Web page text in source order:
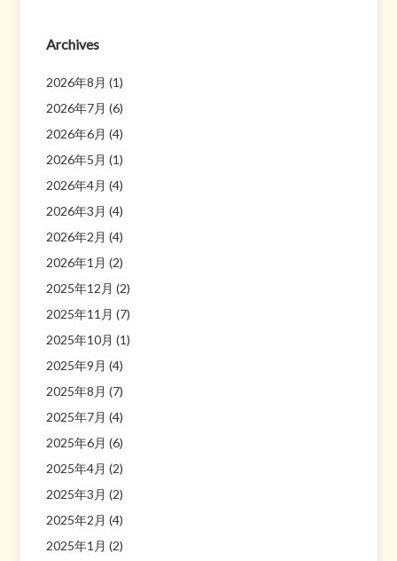
Archives
2026年8月 (1)
2026年7月 (6)
2026年6月 (4)
2026年5月 (1)
2026年4月 (4)
2026年3月 (4)
2026年2月 (4)
2026年1月 (2)
2025年12月 (2)
2025年11月 (7)
2025年10月 (1)
2025年9月 (4)
2025年8月 (7)
2025年7月 (4)
2025年6月 (6)
2025年4月 (2)
2025年3月 (2)
2025年2月 (4)
2025年1月 (2)